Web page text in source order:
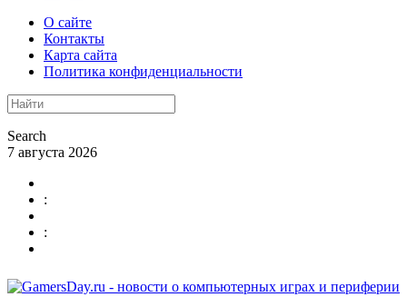
О сайте
Контакты
Карта сайта
Политика конфиденциальности
Search
7 августа 2026
:
: